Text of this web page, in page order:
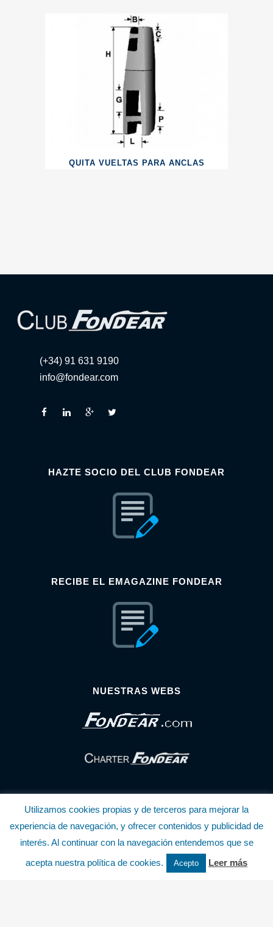
QUITA VUELTAS PARA ANCLAS
(+34) 91 631 9190
info@fondear.com
HAZTE SOCIO DEL CLUB FONDEAR
RECIBE EL EMAGAZINE FONDEAR
NUESTRAS WEBS
© Copyright Fondear, S.L.
Aunque se consideran exactas, declinamos toda responsabilidad sobre la
Utilizamos cookies propias y de terceros para mejorar la
experiencia de navegación, y ofrecer contenidos y publicidad de
interés. Al continuar con la navegación entendemos que se
acepta nuestra política de cookies.
Acepto Leer más